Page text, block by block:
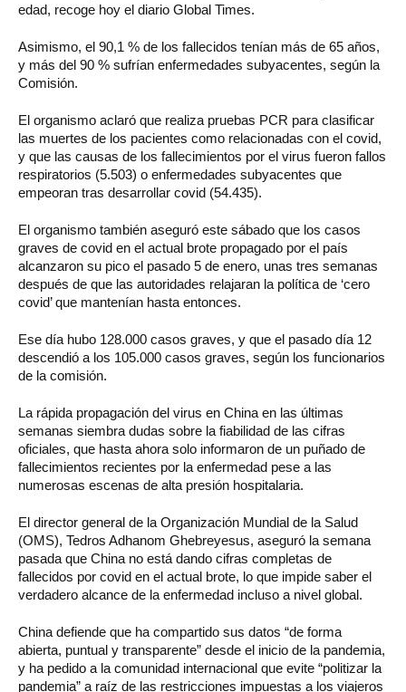
edad, recoge hoy el diario Global Times.
Asimismo, el 90,1 % de los fallecidos tenían más de 65 años,
y más del 90 % sufrían enfermedades subyacentes, según la
Comisión.
El organismo aclaró que realiza pruebas PCR para clasificar
las muertes de los pacientes como relacionadas con el covid,
y que las causas de los fallecimientos por el virus fueron fallos
respiratorios (5.503) o enfermedades subyacentes que
empeoran tras desarrollar covid (54.435).
El organismo también aseguró este sábado que los casos
graves de covid en el actual brote propagado por el país
alcanzaron su pico el pasado 5 de enero, unas tres semanas
después de que las autoridades relajaran la política de ‘cero
covid’ que mantenían hasta entonces.
Ese día hubo 128.000 casos graves, y que el pasado día 12
descendió a los 105.000 casos graves, según los funcionarios
de la comisión.
La rápida propagación del virus en China en las últimas
semanas siembra dudas sobre la fiabilidad de las cifras
oficiales, que hasta ahora solo informaron de un puñado de
fallecimientos recientes por la enfermedad pese a las
numerosas escenas de alta presión hospitalaria.
El director general de la Organización Mundial de la Salud
(OMS), Tedros Adhanom Ghebreyesus, aseguró la semana
pasada que China no está dando cifras completas de
fallecidos por covid en el actual brote, lo que impide saber el
verdadero alcance de la enfermedad incluso a nivel global.
China defiende que ha compartido sus datos “de forma
abierta, puntual y transparente” desde el inicio de la pandemia,
y ha pedido a la comunidad internacional que evite “politizar la
pandemia” a raíz de las restricciones impuestas a los viajeros